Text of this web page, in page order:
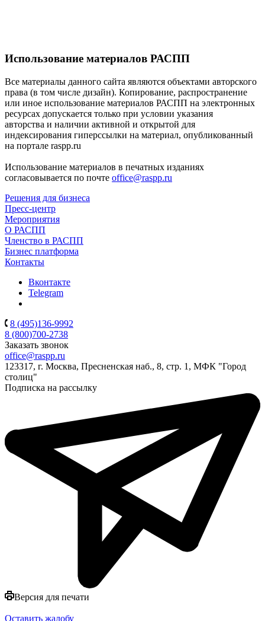
Использование материалов РАСПП
Все материалы данного сайта являются объектами авторского
права (в том числе дизайн). Копирование, распространение
или иное использование материалов РАСПП на электронных
ресурсах допускается только при условии указания
авторства и наличии активной и открытой для
индексирования гиперссылки на материал, опубликованный
на портале raspp.ru
Использование материалов в печатных изданиях
согласовывается по почте office@raspp.ru
Решения для бизнеса
Пресс-центр
Мероприятия
О РАСПП
Членство в РАСПП
Бизнес платформа
Контакты
Вконтакте
Telegram
8 (495)136-9992
8 (800)700-2738
Заказать звонок
office@raspp.ru
123317, г. Москва, Пресненская наб., 8, стр. 1, МФК "Город
столиц"
Подписка на рассылку
Версия для печати
Оставить жалобу